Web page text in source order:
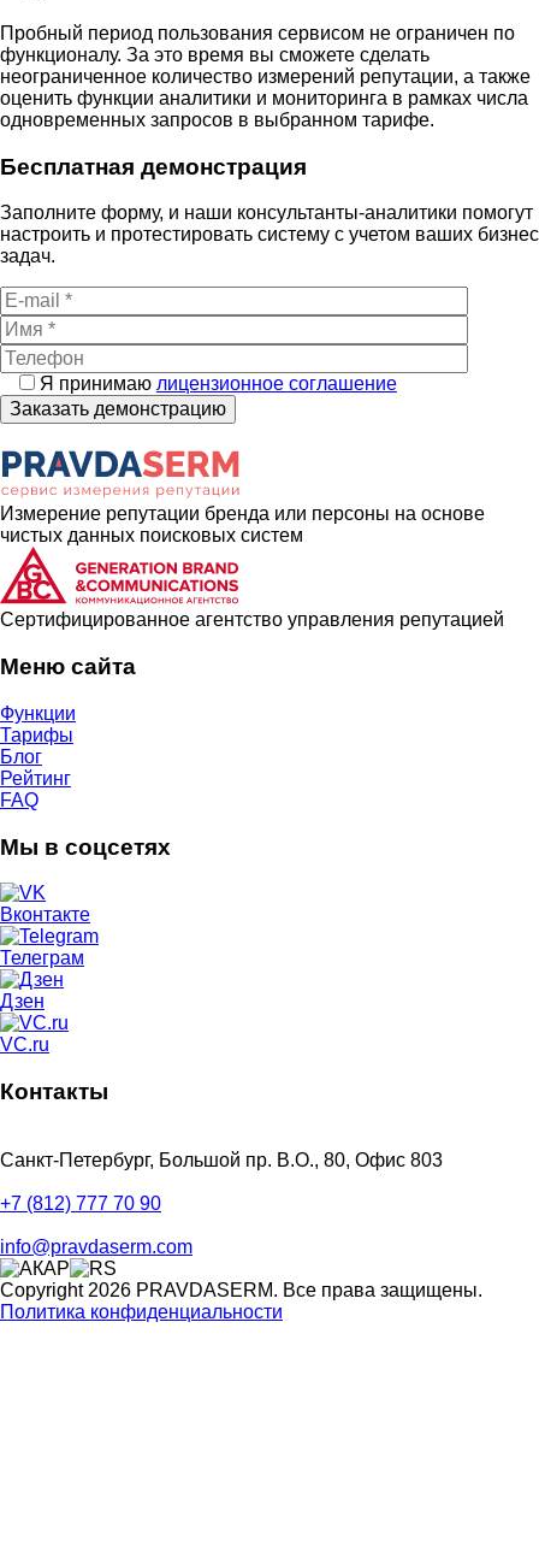
Пробный период пользования сервисом не ограничен по
функционалу. За это время вы сможете сделать
неограниченное количество измерений репутации, а также
оценить функции аналитики и мониторинга в рамках числа
одновременных запросов в выбранном тарифе.
Бесплатная демонстрация
Заполните форму, и наши консультанты-аналитики помогут
настроить и протестировать систему с учетом ваших бизнес
задач.
Я принимаю лицензионное соглашение
Измерение репутации бренда или персоны на основе
чистых данных поисковых систем
Cертифицированное агентство управления репутацией
Меню сайта
Функции
Тарифы
Блог
Рейтинг
FAQ
Мы в соцсетях
Вконтакте
Телеграм
Дзен
VC.ru
Контакты
Санкт-Петербург, Большой пр. В.О., 80, Офис 803
+7 (812) 777 70 90
info@pravdaserm.com
Copyright 2026 PRAVDASERM. Все права защищены.
Политика конфиденциальности